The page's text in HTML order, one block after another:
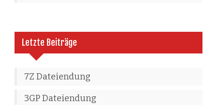
Letzte Beiträge
7Z Dateiendung
3GP Dateiendung